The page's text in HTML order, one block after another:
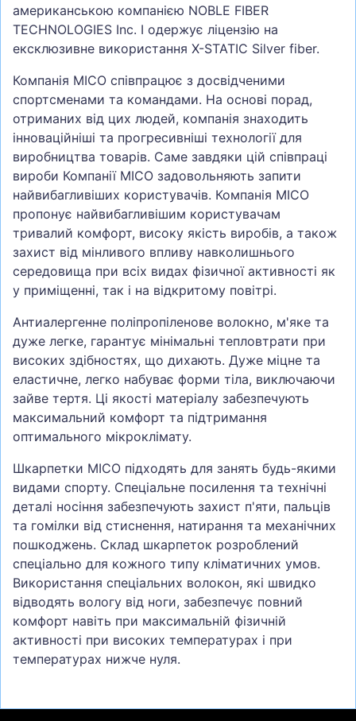
американською компанією NOBLE FIBER
TECHNOLOGIES Inc. І одержує ліцензію на
ексклюзивне використання X-STATIC Silver fiber.
Компанія MICO співпрацює з досвідченими
спортсменами та командами. На основі порад,
отриманих від цих людей, компанія знаходить
інноваційніші та прогресивніші технології для
виробництва товарів. Саме завдяки цій співпраці
вироби Компанії MICO задовольняють запити
найвибагливіших користувачів. Компанія MICO
пропонує найвибагливішим користувачам
тривалий комфорт, високу якість виробів, а також
захист від мінливого впливу навколишнього
середовища при всіх видах фізичної активності як
у приміщенні, так і на відкритому повітрі.
Антиалергенне поліпропіленове волокно, м'яке та
дуже легке, гарантує мінімальні тепловтрати при
високих здібностях, що дихають. Дуже міцне та
еластичне, легко набуває форми тіла, виключаючи
зайве тертя. Ці якості матеріалу забезпечують
максимальний комфорт та підтримання
оптимального мікроклімату.
Шкарпетки MICO підходять для занять будь-якими
видами спорту. Спеціальне посилення та технічні
деталі носіння забезпечують захист п'яти, пальців
та гомілки від стиснення, натирання та механічних
пошкоджень. Склад шкарпеток розроблений
спеціально для кожного типу кліматичних умов.
Використання спеціальних волокон, які швидко
відводять вологу від ноги, забезпечує повний
комфорт навіть при максимальній фізичній
активності при високих температурах і при
температурах нижче нуля.